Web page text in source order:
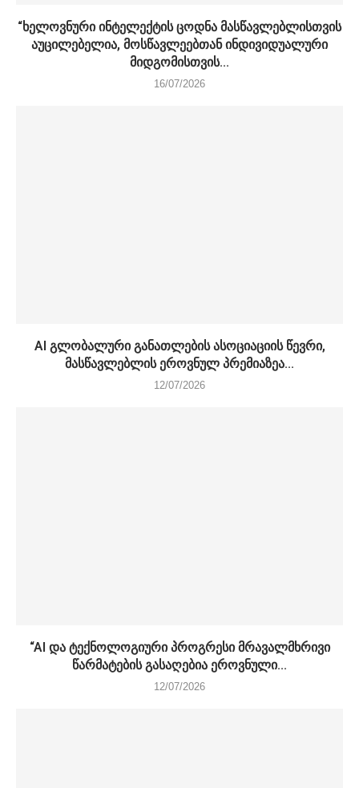
“ხელოვნური ინტელექტის ცოდნა მასწავლებლისთვის
აუცილებელია, მოსწავლეებთან ინდივიდუალური
მიდგომისთვის...
16/07/2026
AI გლობალური განათლების ასოციაციის წევრი,
მასწავლებლის ეროვნულ პრემიაზეა...
12/07/2026
“AI და ტექნოლოგიური პროგრესი მრავალმხრივი
წარმატების გასაღებია ეროვნული...
12/07/2026